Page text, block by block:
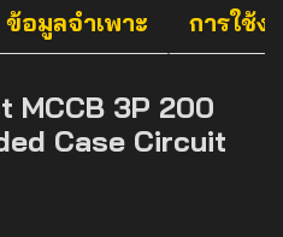
ข้อมูลจำเพาะ การใช้ง
MCCB 3P 200
Case Circuit